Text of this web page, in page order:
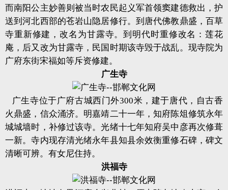
而南阳公主妙善则被当时农民起义军首领窦建德救出，护
送到河北西部的苍岩山隐居修行。到唐代佛教鼎盛，百草
寺重新修建，改名为甘露寺。到明代时重修改名：莲花
庵，后又改为甘露寺，民国时期该寺毁于战乱。现寺院为
广府东街宋福如等斥资修建。
广生寺
广生寺位于广府古城西门外300米，建于唐代，自古香
火鼎盛，信众涌济。明嘉靖二十一年，知府陈俎修筑永年
城城墙时，补修过该寺。光绪十七年知府吴中彦再次修葺
一新。寺内现存清光绪永年县知县余效衡重修石碑，碑文
清晰可辨。有女尼住持。
洪福寺